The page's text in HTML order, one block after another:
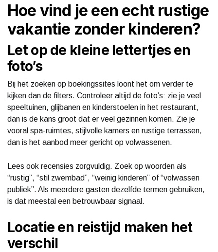
Hoe vind je een echt rustige
vakantie zonder kinderen?
Let op de kleine lettertjes en
foto’s
Bij het zoeken op boekingssites loont het om verder te
kijken dan de filters. Controleer altijd de foto’s: zie je veel
speeltuinen, glijbanen en kinderstoelen in het restaurant,
dan is de kans groot dat er veel gezinnen komen. Zie je
vooral spa-ruimtes, stijlvolle kamers en rustige terrassen,
dan is het aanbod meer gericht op volwassenen.
Lees ook recensies zorgvuldig. Zoek op woorden als
“rustig”, “stil zwembad”, “weinig kinderen” of “volwassen
publiek”. Als meerdere gasten dezelfde termen gebruiken,
is dat meestal een betrouwbaar signaal.
Locatie en reistijd maken het
verschil